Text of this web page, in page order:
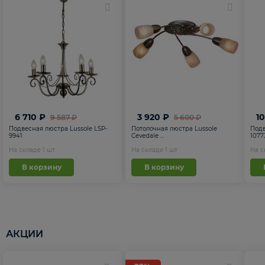
9 587 ₽
6 710 ₽
Подвесная люстра Lussole LSP-
9941
На складе 1 шт
В корзину
5 600 ₽
3 920 ₽
Потолочная люстра Lussole
Cevedale ...
На складе 1 шт
В корзину
На
АКЦИИ